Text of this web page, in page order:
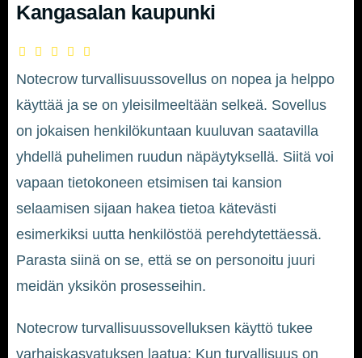
Kangasalan kaupunki
Notecrow turvallisuussovellus on nopea ja helppo
käyttää ja se on yleisilmeeltään selkeä. Sovellus
on jokaisen henkilökuntaan kuuluvan saatavilla
yhdellä puhelimen ruudun näpäytyksellä. Siitä voi
vapaan tietokoneen etsimisen tai kansion
selaamisen sijaan hakea tietoa kätevästi
esimerkiksi uutta henkilöstöä perehdytettäessä.
Parasta siinä on se, että se on personoitu juuri
meidän yksikön prosesseihin.
Notecrow turvallisuussovelluksen käyttö tukee
varhaiskasvatuksen laatua: Kun turvallisuus on